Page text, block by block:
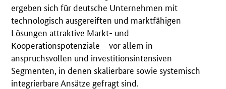
ergeben sich für deutsche Unternehmen mit
technologisch ausgereiften und marktfähigen
Lösungen attraktive Markt- und
Kooperationspotenziale – vor allem in
anspruchsvollen und investitionsintensiven
Segmenten, in denen skalierbare sowie systemisch
integrierbare Ansätze gefragt sind.